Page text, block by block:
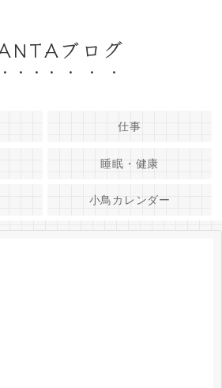
ブログ
仕事
睡眠・健康
小鳥カレンダー